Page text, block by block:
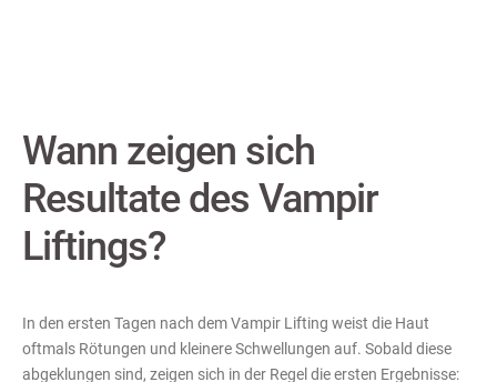
Wann zeigen sich
Resultate des Vampir
Liftings?
In den ersten Tagen nach dem Vampir Lifting weist die Haut
oftmals Rötungen und kleinere Schwellungen auf. Sobald diese
abgeklungen sind, zeigen sich in der Regel die ersten Ergebnisse: